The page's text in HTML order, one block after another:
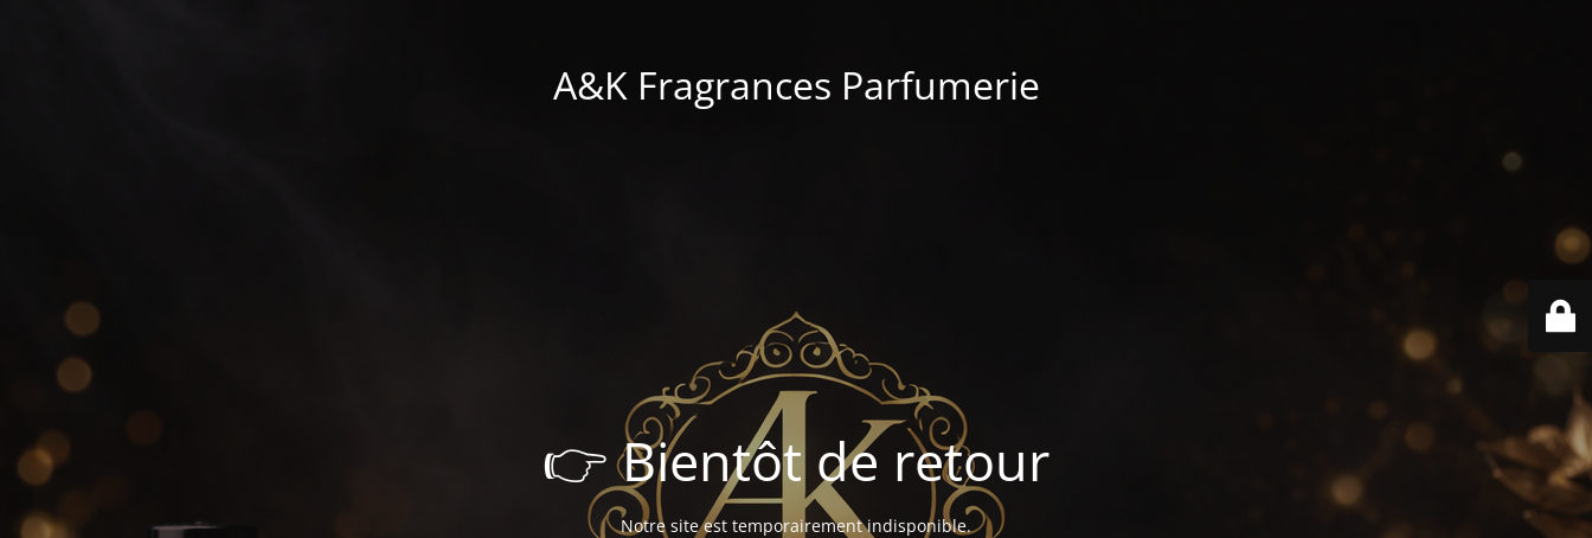
A&K Fragrances Parfumerie
👉 Bientôt de retour
Notre site est temporairement indisponible.